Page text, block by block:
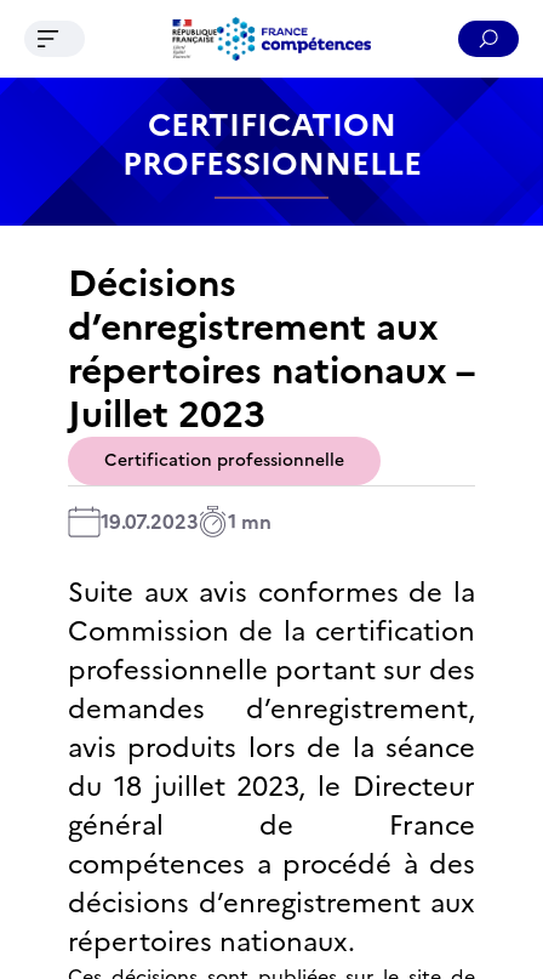
Contenu Recherche Menu Pied de page
Ouvrir le menu de navigation
CERTIFICATION
PROFESSIONNELLE
Décisions
d’enregistrement aux
répertoires nationaux –
Juillet 2023
Certification professionnelle
19.07.2023 1 mn
Suite aux avis conformes de la
Commission de la certification
professionnelle portant sur des
demandes d’enregistrement,
avis produits lors de la séance
du 18 juillet 2023, le Directeur
général de France
compétences a procédé à des
décisions d’enregistrement aux
répertoires nationaux.